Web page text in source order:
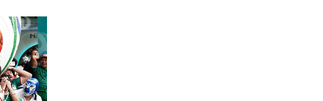
базы в
призвал
в